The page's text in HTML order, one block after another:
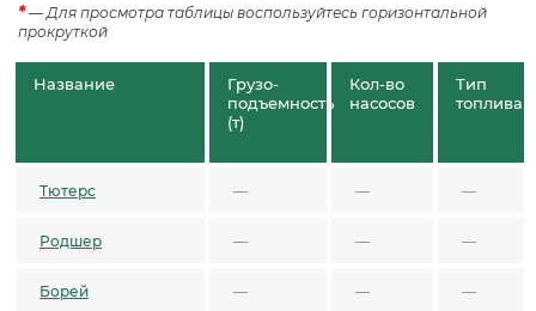
*— Для просмотра таблицы воспользуйтесь горизонтальной
прокруткой
Название
Грузо­
подъемность
(т)
Кол-во
насосов
Тип
топлива
Тютерс — — —
Родшер — — —
Борей — — —